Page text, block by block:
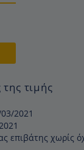
τιμής
2021
επιβάτης χωρίς